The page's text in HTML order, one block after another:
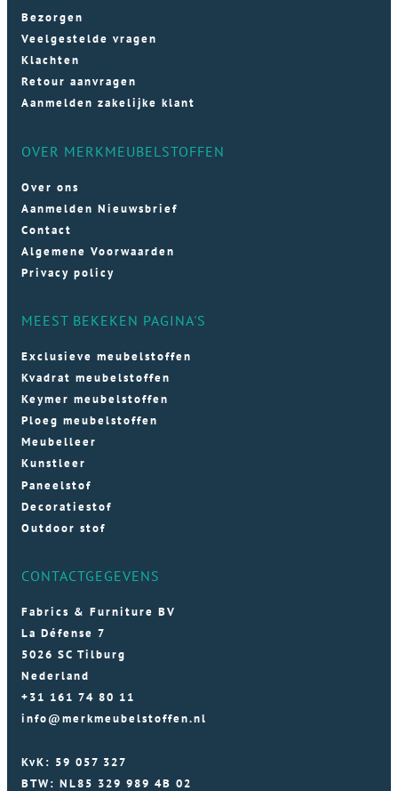
Bezorgen
Veelgestelde vragen
Klachten
Retour aanvragen
Aanmelden zakelijke klant
OVER MERKMEUBELSTOFFEN
Over ons
Aanmelden Nieuwsbrief
Contact
Algemene Voorwaarden
Privacy policy
MEEST BEKEKEN PAGINA'S
Exclusieve meubelstoffen
Kvadrat meubelstoffen
Keymer meubelstoffen
Ploeg meubelstoffen
Meubelleer
Kunstleer
Paneelstof
Decoratiestof
Outdoor stof
CONTACTGEGEVENS
Fabrics & Furniture BV
La Défense 7
5026 SC Tilburg
Nederland
+31 161 74 80 11
info@merkmeubelstoffen.nl
KvK: 59 057 327
BTW: NL85 329 989 4B 02